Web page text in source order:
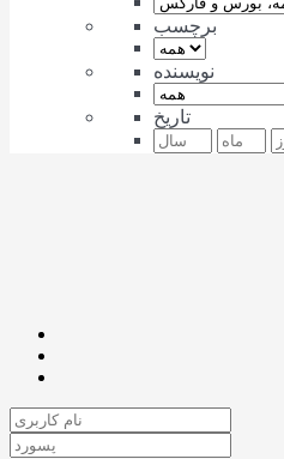
برچسب
نویسنده
تاریخ